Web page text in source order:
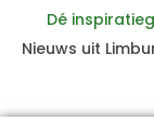
Dé
Nieuws uit